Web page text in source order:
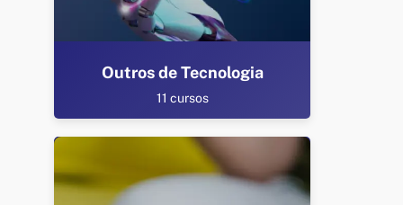
Outros de Tecnologia
11 cursos